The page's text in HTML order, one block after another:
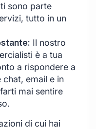
sono parte
tutto in un
Il nostro
è a tua
a rispondere a
email e in
mai sentire
di cui hai